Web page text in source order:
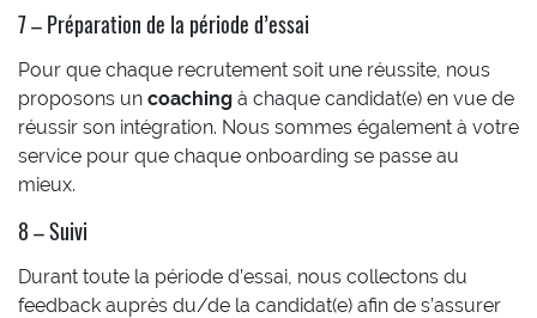
7 – Préparation de la période d’essai
Pour que chaque recrutement soit une réussite, nous
proposons un coaching à chaque candidat(e) en vue de
réussir son intégration. Nous sommes également à votre
service pour que chaque onboarding se passe au
mieux.
8 – Suivi
Durant toute la période d’essai, nous collectons du
feedback auprès du/de la candidat(e) afin de s’assurer